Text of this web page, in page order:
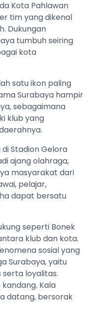
Kota Pahlawan
tim yang dikenal
Dukungan
tumbuh seiring
kota
satu ikon paling
Surabaya hampir
sebagaimana
klub yang
Stadion Gelora
ajang olahraga,
masyarakat dari
pelajar,
dapat bersatu
seperti Bonek
klub dan kota.
sosial yang
Surabaya, yaitu
loyalitas.
Kala
datang, bersorak